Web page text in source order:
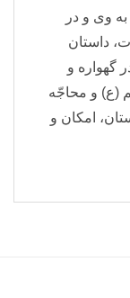
به وی و در
داستان
و
(ع) و محاجّه
امکان و